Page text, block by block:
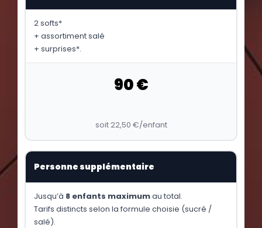
2 softs*
+ assortiment salé
+ surprises*.
90 €
soit 22,50 €/enfant
Personne supplémentaire
Jusqu’à 8 enfants maximumau total.
Tarifs distincts selon la formule choisie (sucré /
salé).